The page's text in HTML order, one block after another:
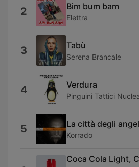
2 Bim bum bam
Elettra
3 Tabù
Serena Brancale
4 Verdura
Pinguini Tattici
5 La città degli
Korrado
Coca Cola Light,